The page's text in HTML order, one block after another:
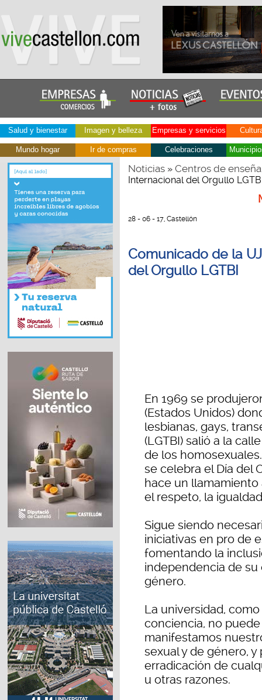
Salud y bienestar Imagen y belleza Empresas y servicios
Mundo hogar Ir de compras Celebraciones
Noticias» Centros de
Internacional del Orgullo
28 - 06 - 17, Castellón
Comunicado de la
del Orgullo LGTBI
En 1969 se
(Estados Unidos)
lesbianas, gays,
(LGTBI) salió a la
de los
se celebra el Día del
hace un llamamiento
el respeto, la
Sigue siendo
iniciativas en pro de
fomentando la
independencia de
género.
La universidad,
conciencia, no
manifestamos
sexual y de género,
erradicación de
u otras razones.